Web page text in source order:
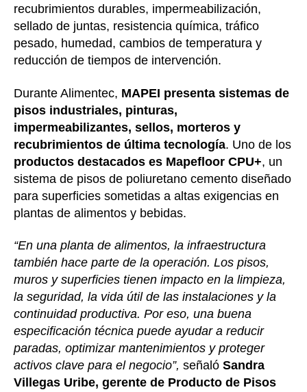
recubrimientos durables, impermeabilización,
sellado de juntas, resistencia química, tráfico
pesado, humedad, cambios de temperatura y
reducción de tiempos de intervención.
Durante Alimentec, MAPEI presenta sistemas de
pisos industriales, pinturas,
impermeabilizantes, sellos, morteros y
recubrimientos de última tecnología. Uno de los
productos destacados es Mapefloor CPU+, un
sistema de pisos de poliuretano cemento diseñado
para superficies sometidas a altas exigencias en
plantas de alimentos y bebidas.
“En una planta de alimentos, la infraestructura
también hace parte de la operación. Los pisos,
muros y superficies tienen impacto en la limpieza,
la seguridad, la vida útil de las instalaciones y la
continuidad productiva. Por eso, una buena
especificación técnica puede ayudar a reducir
paradas, optimizar mantenimientos y proteger
activos clave para el negocio”, señaló Sandra
Villegas Uribe, gerente de Producto de Pisos